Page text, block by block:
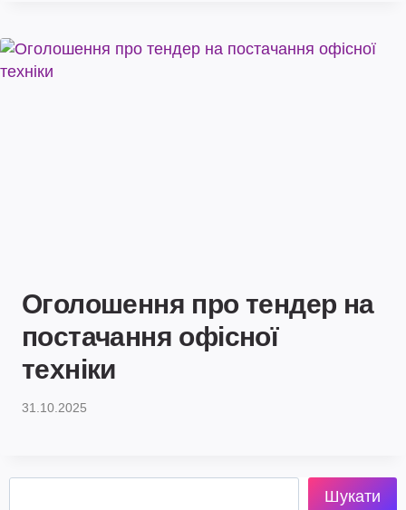
Оголошення про тендер на
постачання офісної
техніки
31.10.2025
Шукати